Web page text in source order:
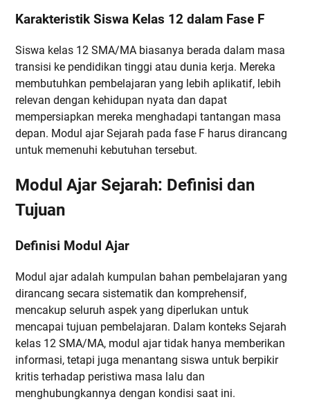
Karakteristik Siswa Kelas 12 dalam Fase F
Siswa kelas 12 SMA/MA biasanya berada dalam masa
transisi ke pendidikan tinggi atau dunia kerja. Mereka
membutuhkan pembelajaran yang lebih aplikatif, lebih
relevan dengan kehidupan nyata dan dapat
mempersiapkan mereka menghadapi tantangan masa
depan. Modul ajar Sejarah pada fase F harus dirancang
untuk memenuhi kebutuhan tersebut.
Modul Ajar Sejarah: Definisi dan
Tujuan
Definisi Modul Ajar
Modul ajar adalah kumpulan bahan pembelajaran yang
dirancang secara sistematik dan komprehensif,
mencakup seluruh aspek yang diperlukan untuk
mencapai tujuan pembelajaran. Dalam konteks Sejarah
kelas 12 SMA/MA, modul ajar tidak hanya memberikan
informasi, tetapi juga menantang siswa untuk berpikir
kritis terhadap peristiwa masa lalu dan
menghubungkannya dengan kondisi saat ini.